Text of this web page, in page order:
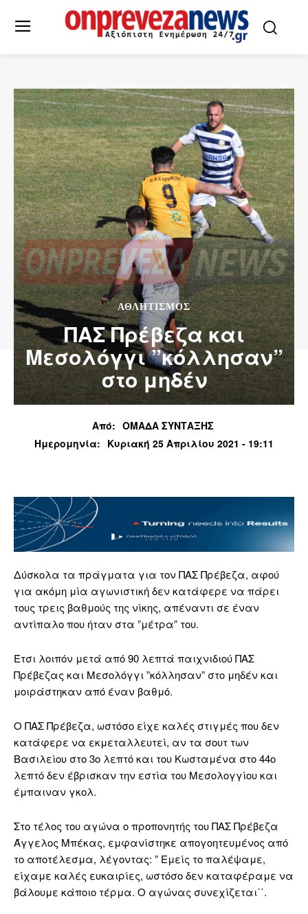
ΑΘΛΗΤΙΣΜΌΣ
ΠΑΣ Πρέβεζα και
Μεσολόγγι ”κόλλησαν”
στο μηδέν
Από: ΟΜΑΔΑ ΣΥΝΤΑΞΗΣ
Ημερομηνία: Κυριακή 25 Απριλίου 2021 - 19:11
Δύσκολα τα πράγματα για τον ΠΑΣ Πρέβεζα, αφού
για ακόμη μία αγωνιστική δεν κατάφερε να πάρει
τους τρεις βαθμούς της νίκης, απέναντι σε έναν
αντίπαλο που ήταν στα ”μέτρα” του.
Έτσι λοιπόν μετά από 90 λεπτά παιχνιδιού ΠΑΣ
Πρέβεζας και Μεσολόγγι ”κόλλησαν” στο μηδέν και
μοιράστηκαν από έναν βαθμό.
Ο ΠΑΣ Πρέβεζα, ωστόσο είχε καλές στιγμές που δεν
κατάφερε να εκμεταλλευτεί, αν τα σουτ των
Βασιλείου στο 3ο λεπτό και του Κωσταμένα στο 44ο
λεπτό δεν έβρισκαν την εστία του Μεσολογγίου και
έμπαιναν γκολ.
Στο τέλος του αγώνα ο προπονητής του ΠΑΣ Πρέβεζα
Άγγελος Μπέκας, εμφανίστηκε απογοητευμένος από
το αποτέλεσμα, λέγοντας: ” Εμείς το παλέψαμε,
είχαμε καλές ευκαιρίες, ωστόσο δεν καταφέραμε να
βάλουμε κάποιο τέρμα. Ο αγώνας συνεχίζεται΄΄.